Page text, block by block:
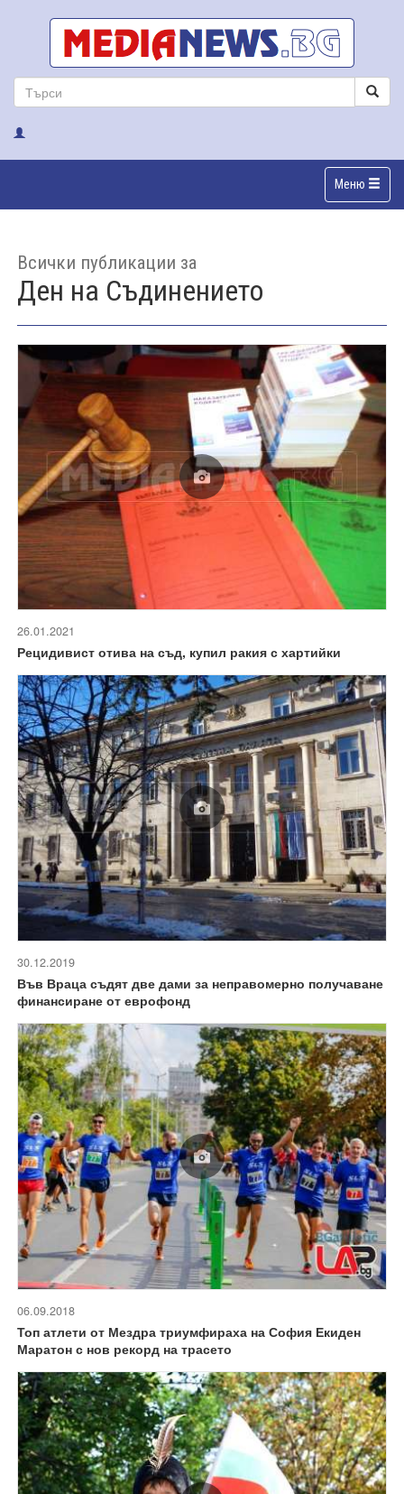
Меню
Всички публикации за
Ден на Съдинението
26.01.2021
Рецидивист отива на съд, купил ракия с хартийки
30.12.2019
Във Враца съдят две дами за неправомерно получаване
финансиране от еврофонд
06.09.2018
Топ атлети от Мездра триумфираха на София Екиден
Маратон с нов рекорд на трасето